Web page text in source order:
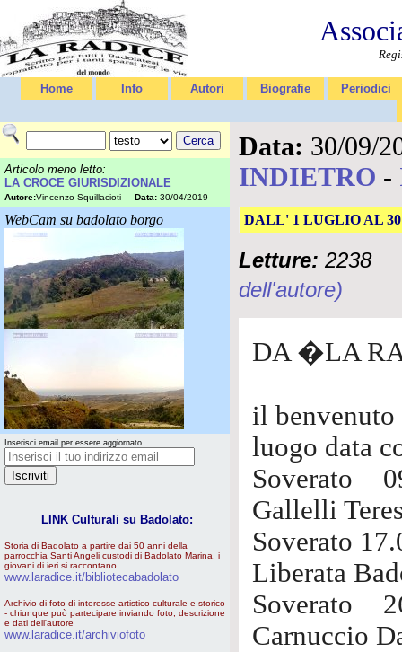
Home Info Autori Biografie Periodici
Articolo meno letto:
LA CROCE GIURISDIZIONALE
Autore:Vincenzo Squillacioti Data: 30/04/2019
WebCam su badolato borgo
Inserisci email per essere aggiornato
LINK Culturali su Badolato:
Storia di Badolato a partire dai 50 anni della
parrocchia Santi Angeli custodi di Badolato Marina, i
giovani di ieri si raccontano.
www.laradice.it/bibliotecabadolato
Archivio di foto di interesse artistico culturale e storico
- chiunque può partecipare inviando foto, descrizione
e dati dell'autore
www.laradice.it/archiviofoto
Data: 30/09/
INDIETRO -
DALL' 1 LUGLIO AL
Letture: 2238
dell'autore)
DA �LA
il benvenuto
luogo data
Soverato
Gallelli
Soverato
Liberata
Soverato
Carnuccio